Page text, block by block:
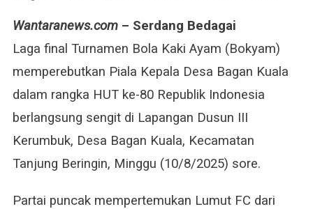
Juara
Bokyam
Wantaranews.com– Serdang Bedagai
Laga final Turnamen Bola Kaki Ayam (Bokyam)
memperebutkan Piala Kepala Desa Bagan Kuala
dalam rangka HUT ke-80 Republik Indonesia
berlangsung sengit di Lapangan Dusun III
Kerumbuk, Desa Bagan Kuala, Kecamatan
Tanjung Beringin, Minggu (10/8/2025) sore.
Partai puncak mempertemukan Lumut FC dari